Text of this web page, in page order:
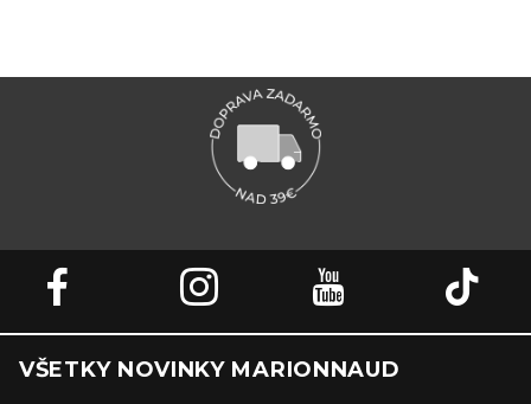
VŠETKY NOVINKY MARIONNAUD